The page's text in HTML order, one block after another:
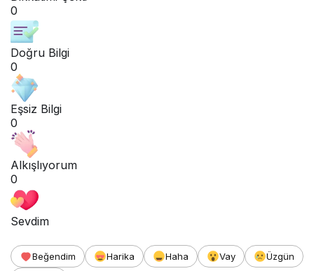
0
Doğru Bilgi
0
Eşsiz Bilgi
0
Alkışlıyorum
0
Sevdim
Beğendim Harika Haha Vay
Üzgün